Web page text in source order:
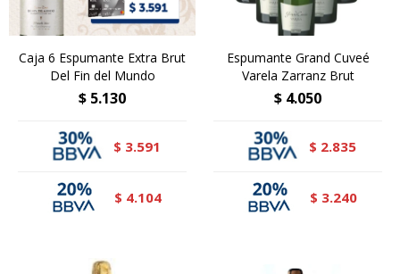
Caja 6 Espumante Extra Brut
Del Fin del Mundo
$ 5.130
$ 3.591
$ 4.104
Espumante Grand Cuveé
Varela Zarranz Brut
$ 4.050
$ 2.835
$ 3.240